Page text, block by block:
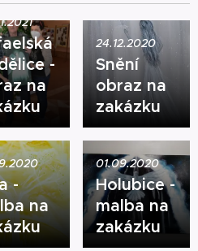
-
na
24.12.2020
Snění
obraz na
zakázku
-
na
01.09.2020
Holubice -
malba na
zakázku